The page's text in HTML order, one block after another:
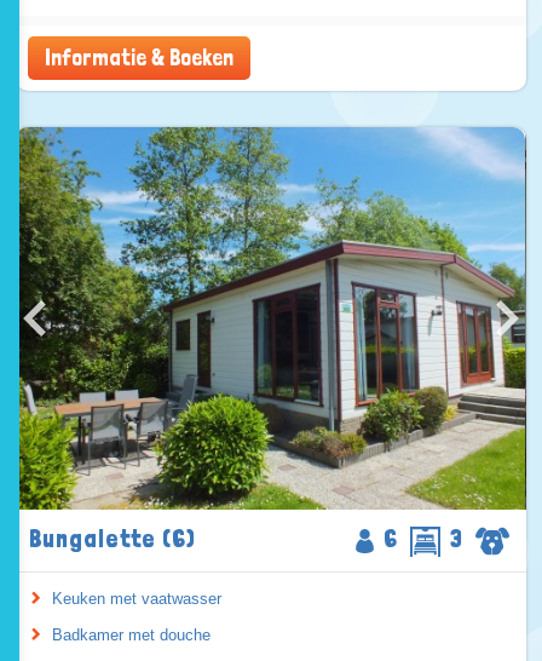
Informatie & Boeken
Bungalette (6) 6 3
Keuken met vaatwasser
Badkamer met douche